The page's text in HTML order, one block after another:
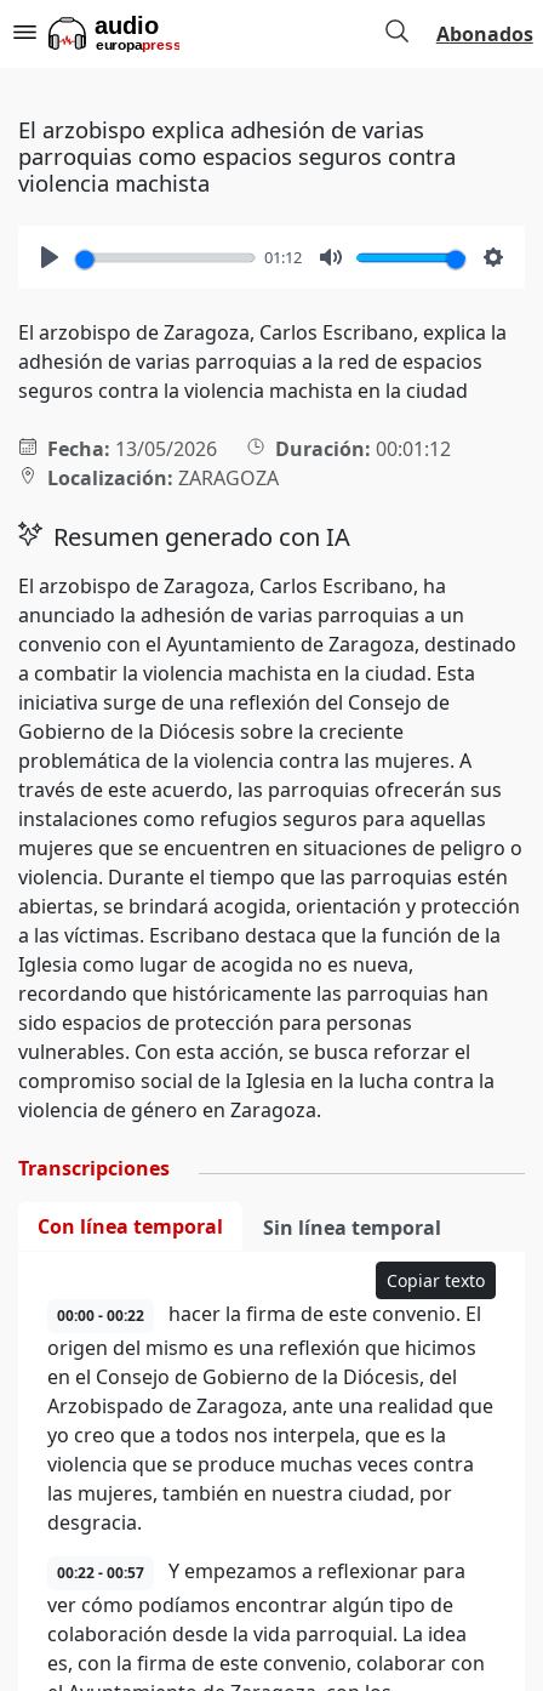
Abonados
El arzobispo explica adhesión de varias
parroquias como espacios seguros contra
violencia machista
01:12
El arzobispo de Zaragoza, Carlos Escribano, explica la
adhesión de varias parroquias a la red de espacios
seguros contra la violencia machista en la ciudad
Fecha: 13/05/2026 Duración: 00:01:12
Localización: ZARAGOZA
Resumen generado con IA
El arzobispo de Zaragoza, Carlos Escribano, ha
anunciado la adhesión de varias parroquias a un
convenio con el Ayuntamiento de Zaragoza, destinado
a combatir la violencia machista en la ciudad. Esta
iniciativa surge de una reflexión del Consejo de
Gobierno de la Diócesis sobre la creciente
problemática de la violencia contra las mujeres. A
través de este acuerdo, las parroquias ofrecerán sus
instalaciones como refugios seguros para aquellas
mujeres que se encuentren en situaciones de peligro o
violencia. Durante el tiempo que las parroquias estén
abiertas, se brindará acogida, orientación y protección
a las víctimas. Escribano destaca que la función de la
Iglesia como lugar de acogida no es nueva,
recordando que históricamente las parroquias han
sido espacios de protección para personas
vulnerables. Con esta acción, se busca reforzar el
compromiso social de la Iglesia en la lucha contra la
violencia de género en Zaragoza.
Transcripciones
Con línea temporal Sin línea temporal
Copiar texto
00:00 - 00:22
hacer la firma de este convenio. El
origen del mismo es una reflexión que hicimos
en el Consejo de Gobierno de la Diócesis, del
Arzobispado de Zaragoza, ante una realidad que
yo creo que a todos nos interpela, que es la
violencia que se produce muchas veces contra
las mujeres, también en nuestra ciudad, por
desgracia.
00:22 - 00:57
Y empezamos a reflexionar para
ver cómo podíamos encontrar algún tipo de
colaboración desde la vida parroquial. La idea
es, con la firma de este convenio, colaborar con